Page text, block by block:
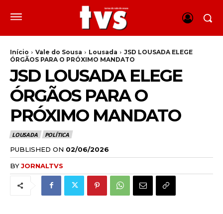
Início Vale do Sousa Lousada
JSD LOUSADA ELEGE
ÓRGÃOS PARA O PRÓXIMO MANDATO
JSD LOUSADA ELEGE
ÓRGÃOS PARA O
PRÓXIMO MANDATO
LOUSADA POLÍTICA
PUBLISHED ON 02/06/2026
BYJORNALTVS